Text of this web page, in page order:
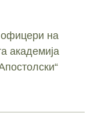
на
академија